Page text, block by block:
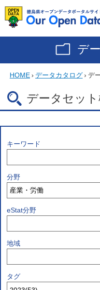
デ
HOME› データカタログ› デ
データセッ
キーワード
分野
eStat分野
地域
タグ